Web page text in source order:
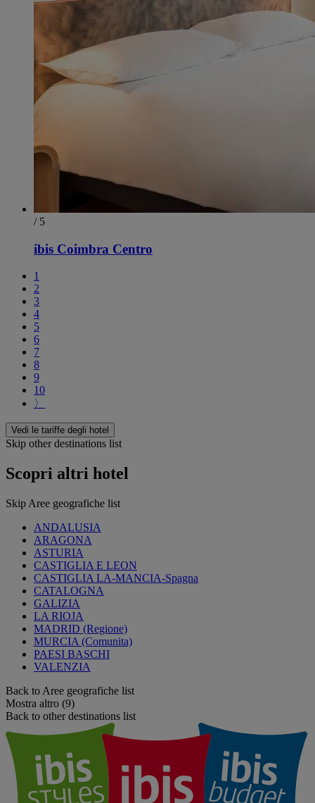
/ 5
ibis Coimbra Centro
1
2
3
4
5
6
7
8
9
10
〉
Vedi le tariffe degli hotel
Skip other destinations list
Scopri altri hotel
Skip Aree geografiche list
ANDALUSIA
ARAGONA
ASTURIA
CASTIGLIA E LEON
CASTIGLIA LA-MANCIA-Spagna
CATALOGNA
GALIZIA
LA RIOJA
MADRID (Regione)
MURCIA (Comunita)
PAESI BASCHI
VALENZIA
Back to Aree geografiche list
Mostra altro (9)
Back to other destinations list